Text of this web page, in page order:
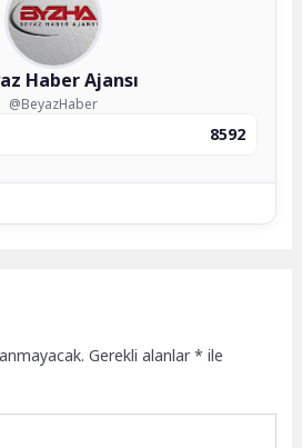
Haber Ajansı
@BeyazHaber
8592
Gerekli alanlar* ile